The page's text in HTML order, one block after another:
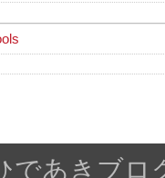
であきブロ